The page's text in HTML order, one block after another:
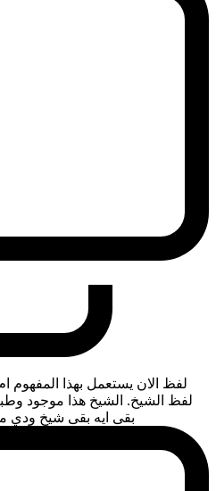
لفظ الان يستعمل بهذا المفهوم
لفظ الشيخ. الشيخ هذا موجود
بقى ايه بقى شيخ ودي